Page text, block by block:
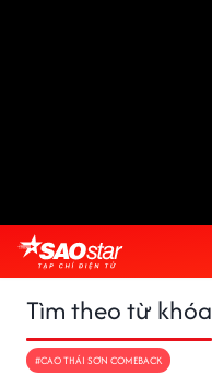
Tìm theo từ khóa
#CAO THÁI SƠN COMEBACK